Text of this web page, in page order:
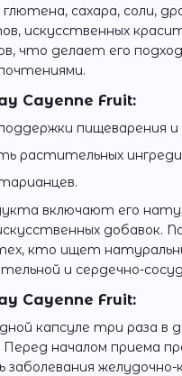
сахара, соли,
искусственных
что делает его
Cayenne Fruit:
пищеварения и
растительных
включают его
добавок.
кто ищет
и сердечно-
Cayenne Fruit:
капсуле три раза в
началом приема
заболевания